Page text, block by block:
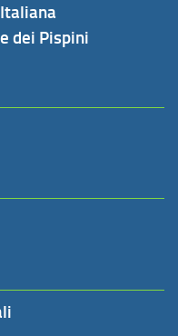
dei Pispini